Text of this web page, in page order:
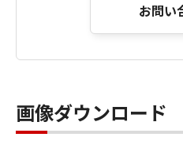
お問い
画像ダウンロード